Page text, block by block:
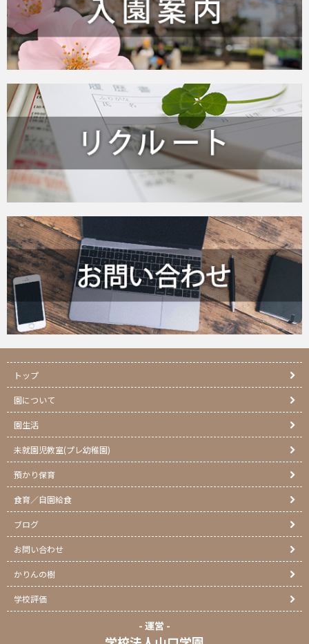
トップ
園について
園生活
未就園児教室(プレ幼稚園)
預かり保育
食育／自園給食
ブログ
お問い合わせ
かりんの樹
学校評価
- 運営 -